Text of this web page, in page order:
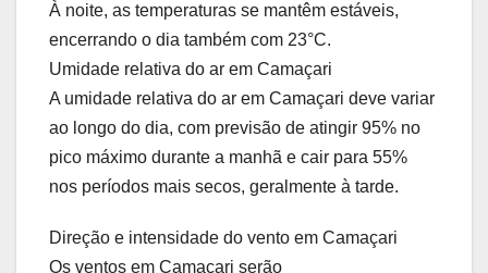
À noite, as temperaturas se mantêm estáveis,
encerrando o dia também com 23°C.
Umidade relativa do ar em Camaçari
A umidade relativa do ar em Camaçari deve variar
ao longo do dia, com previsão de atingir 95% no
pico máximo durante a manhã e cair para 55%
nos períodos mais secos, geralmente à tarde.
Direção e intensidade do vento em Camaçari
Os ventos em Camaçari serão